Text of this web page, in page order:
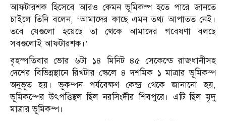
আফটারশক হিসেবে আরও কেমন ভূমিকম্প হতে পারে জানতে
চাইলে তিনি বলেন, ‘আমাদের কাছে এমন তথ্য আপাতত নেই।
তবে যেগুলো হয়েছে তা থেকে আমাদের গবেষণা বলছে
সবগুলোই আফটারশক।’
বৃহস্পতিবার ভোর ৬টা ১৪ মিনিট ৪৫ সেকেন্ডে রাজধানীসহ
দেশের বিভিন্নস্থানে রিখটার স্কেলে ৪ দশমিক ১ মাত্রার ভূমিকম্প
অনুভূত হয়। ভূকম্পন পর্যবেক্ষণ কেন্দ্র থেকে জানানো হয়,
ভূমিকম্পের উৎপত্তিস্থল ছিল নরসিংদীর শিবপুরে। এটি ছিল মৃদু
মাত্রার ভূমিকম্প।